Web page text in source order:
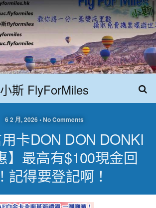
小斯 FlyForMiles
6 2 月, 2026 • No Comments
用卡DON DON DONKI
】最高有$100現金回
記得要登記啊！